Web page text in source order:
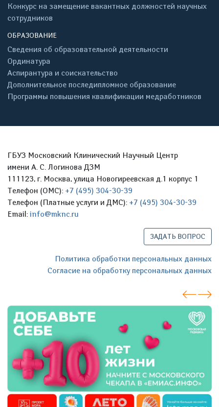
Конкурс на замещение вакантных должностей научных
сотрудников
ОБРАЗОВАНИЕ
Сведения об образовательной деятельности
Ординатура
Аспирантура и соискательство
Дополнительное последипломное образование
Программы повышения квалификации медработников
ГБУЗ Московский Клинический Научный Центр
имени А. С. Логинова ДЗМ
111123, г. Москва, улица Новогиреевская д.1 корпус 1
Телефон (ОМС): +7 (495) 304-30-39
Телефон (Платные услуги и ДМС): +7 (495) 304-30-39
Email: info@mknc.ru
ЗАДАТЬ ВОПРОС
Политика обработки персональных данных
Согласие на обработку персональных данных